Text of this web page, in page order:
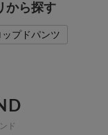
から探す
ップドパンツ
ド